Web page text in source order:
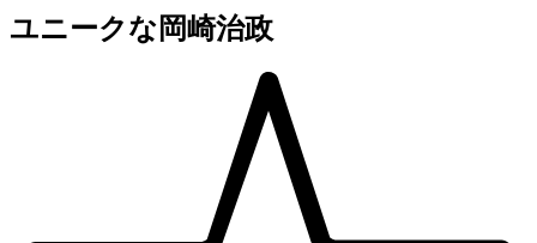
ユニークな岡崎治政